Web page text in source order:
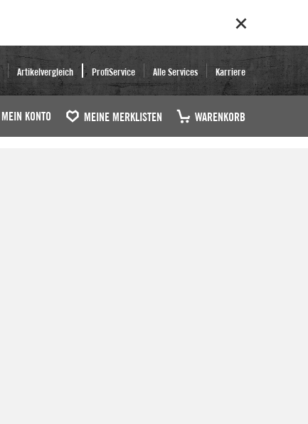
Artikelvergleich ProfiService Alle Services Karriere
MEIN KONTO MEINE MERKLISTEN WARENKORB